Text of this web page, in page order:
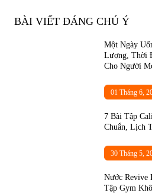
BÀI VIẾT ĐÁNG CHÚ Ý
Một Ngày
Lượng, Thời
Cho Người
01 Tháng 6,
7 Bài Tập
Chuẩn, Lịch
30 Tháng 5,
Nước Revive
Tập Gym